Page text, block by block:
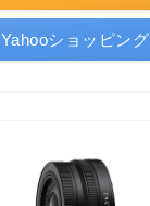
Yahooショッピング